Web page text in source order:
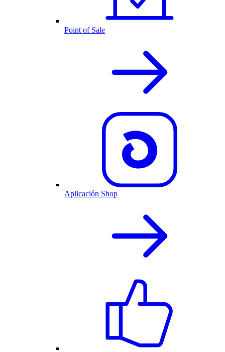
Point of Sale
Aplicación Shop